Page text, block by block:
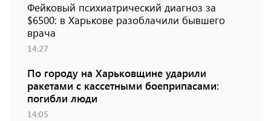
Фейковый психиатрический диагноз за
$6500: в Харькове разоблачили бывшего
врача
14:27
По городу на Харьковщине ударили
ракетами с кассетными боеприпасами:
погибли люди
14:05